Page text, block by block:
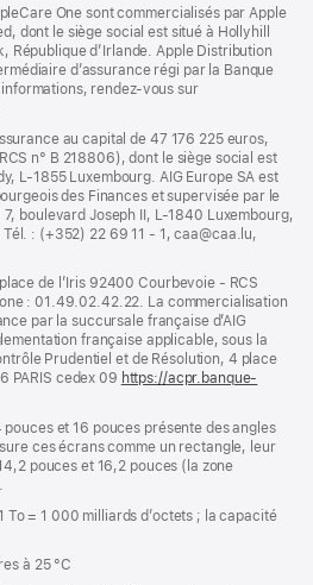
fenêtre)
One sont commercialisés par Apple
dont le siège social est situé à Hollyhill
République d’Irlande. Apple Distribution
d’assurance régi par la Banque
rendez-vous sur
au capital de 47 176 225 euros,
n° B 218806), dont le siège social est
L-1855 Luxembourg. AIG Europe SA est
des Finances et supervisée par le
boulevard Joseph II, L-1840 Luxembourg,
: (+352) 22 69 11 - 1, caa@caa.lu,
de l’Iris 92400 Courbevoie - RCS
: 01.49.02.42.22. La commercialisation
par la succursale française d’AIG
française applicable, sous la
Prudentiel et de Résolution, 4 place
PARIS cedex 09 https://acpr.banque-
pouces et 16 pouces présente des angles
ces écrans comme un rectangle, leur
pouces et 16,2 pouces (la zone
To = 1 000 milliards d’octets ; la capacité
à 25 °C